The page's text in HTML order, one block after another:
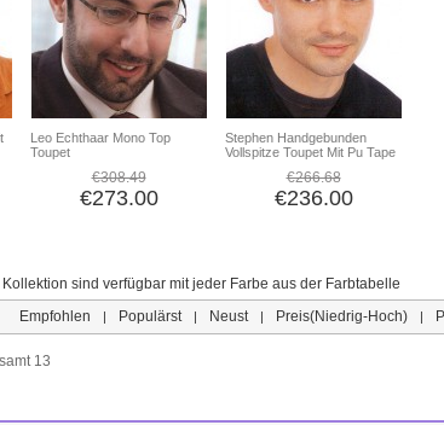
Leo Echthaar Mono Top
Toupet
€308.49
€273.00
Stephen Handgebunden
Vollspitze Toupet Mit Pu Tape
€266.68
€236.00
sind verfügbar mit jeder Farbe aus der Farbtabelle
Empfohlen | Populärst | Neust | Preis(Niedrig-Hoch) |
13